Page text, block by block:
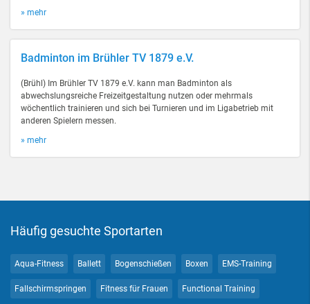
» mehr
Badminton im Brühler TV 1879 e.V.
(Brühl) Im Brühler TV 1879 e.V. kann man Badminton als
abwechslungsreiche Freizeitgestaltung nutzen oder mehrmals
wöchentlich trainieren und sich bei Turnieren und im Ligabetrieb mit
anderen Spielern messen.
» mehr
Häufig gesuchte Sportarten
Aqua-Fitness Ballett Bogenschießen Boxen EMS-Training
Fallschirmspringen Fitness für Frauen Functional Training